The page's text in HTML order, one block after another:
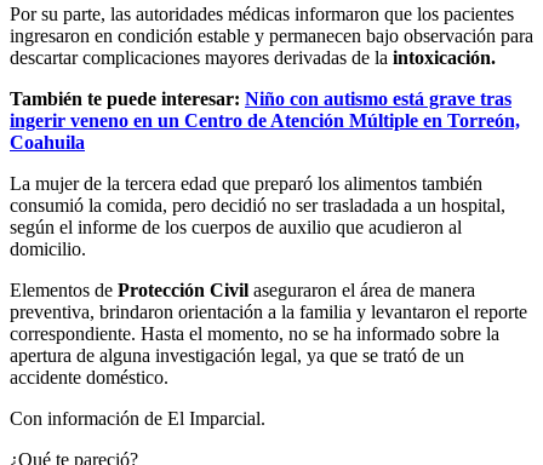
Por su parte, las autoridades médicas informaron que los pacientes
ingresaron en condición estable y permanecen bajo observación para
descartar complicaciones mayores derivadas de la intoxicación.
También te puede interesar: Niño con autismo está grave tras
ingerir veneno en un Centro de Atención Múltiple en Torreón,
Coahuila
La mujer de la tercera edad que preparó los alimentos también
consumió la comida, pero decidió no ser trasladada a un hospital,
según el informe de los cuerpos de auxilio que acudieron al
domicilio.
Elementos de Protección Civil aseguraron el área de manera
preventiva, brindaron orientación a la familia y levantaron el reporte
correspondiente. Hasta el momento, no se ha informado sobre la
apertura de alguna investigación legal, ya que se trató de un
accidente doméstico.
Con información de El Imparcial.
¿Qué te pareció?